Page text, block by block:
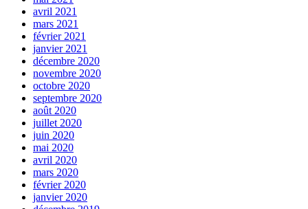
avril 2021
mars 2021
février 2021
janvier 2021
décembre 2020
novembre 2020
octobre 2020
septembre 2020
août 2020
juillet 2020
juin 2020
mai 2020
avril 2020
mars 2020
février 2020
janvier 2020